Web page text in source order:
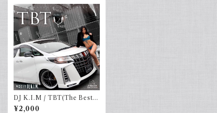
DJ K.I.M / TBT(The Best T
ime) vol.2
¥2,000